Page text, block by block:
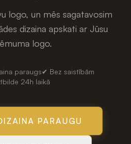
logo, un mēs sagatavosim
dizaina apskati ar Jūsu
logo.
paraugs✔ Bez saistībām
24h laikā
PARAUGU